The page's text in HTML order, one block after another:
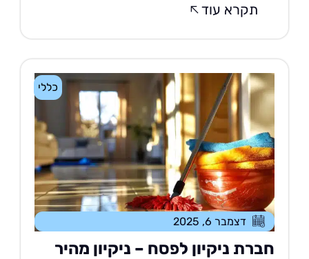
תקרא עוד
כללי
דצמבר 6, 2025
ניקיון לפסח – ניקיון מהיר